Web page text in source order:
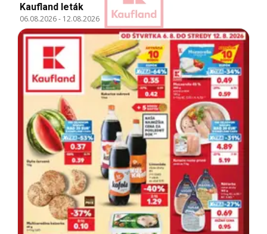
Kaufland leták
06.08.2026- 12.08.2026